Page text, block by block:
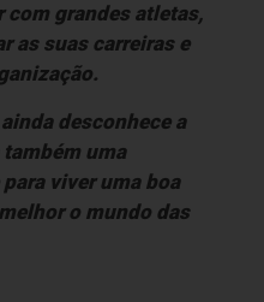
com grandes atletas,
as suas carreiras e
desconhece a
uma
viver uma boa
o mundo das